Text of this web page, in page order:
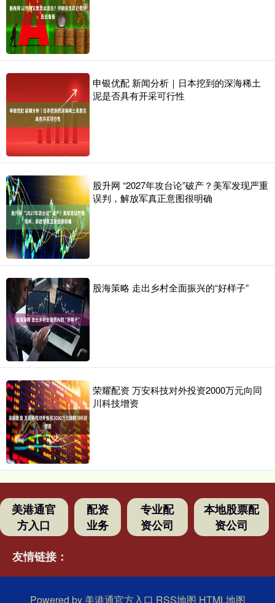
申银优配 新闻分析｜日本挖到的深海稀土
泥是否具有开采可行性
股升网 “2027年攻台论”破产？美军发现严重
误判，解放军真正意图很明确
股海策略 走出乡村全面振兴的“好样子”
荣耀配资 万安科技对外投资2000万元向同
川科技增资
美港通官
方入口
配资
业务
专业配
资公司
本地股票配
资公司
友情链接：
Powered by 美港通官方入口 RSS地图 HTML地图